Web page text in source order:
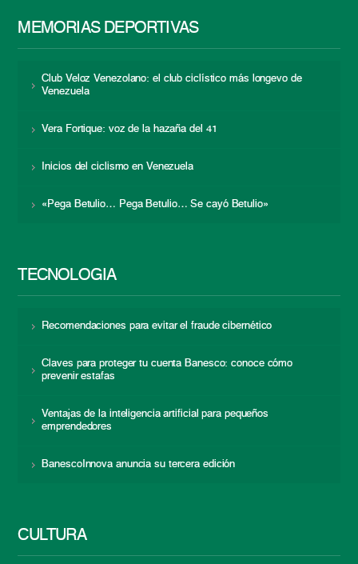
MEMORIAS DEPORTIVAS
Club Veloz Venezolano: el club ciclístico más longevo de
Venezuela
Vera Fortique: voz de la hazaña del 41
Inicios del ciclismo en Venezuela
«Pega Betulio… Pega Betulio… Se cayó Betulio»
TECNOLOGÍA
Recomendaciones para evitar el fraude cibernético
Claves para proteger tu cuenta Banesco: conoce cómo
prevenir estafas
Ventajas de la inteligencia artificial para pequeños
emprendedores
BanescoInnova anuncia su tercera edición
CULTURA